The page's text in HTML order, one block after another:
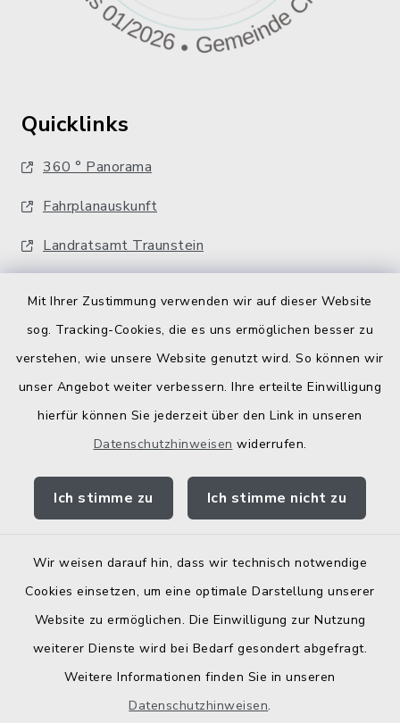
Mit Ihrer Zustimmung verwenden wir auf dieser Website
sog. Tracking-Cookies, die es uns ermöglichen besser zu
verstehen, wie unsere Website genutzt wird. So können wir
unser Angebot weiter verbessern. Ihre erteilte Einwilligung
hierfür können Sie jederzeit über den Link in unseren
Datenschutzhinweisen widerrufen.
Ich stimme zu Ich stimme nicht zu
Wir weisen darauf hin, dass wir technisch notwendige
Cookies einsetzen, um eine optimale Darstellung unserer
Website zu ermöglichen. Die Einwilligung zur Nutzung
weiterer Dienste wird bei Bedarf gesondert abgefragt.
Weitere Informationen finden Sie in unseren
Datenschutzhinweisen.
Quicklinks
360 ° Panorama
Fahrplanauskunft
Landratsamt Traunstein
Bodenrichtwerte
Kontakt
Barrierefreiheit
Elektronische Zugangseröffnung
Impressum
Sitemap